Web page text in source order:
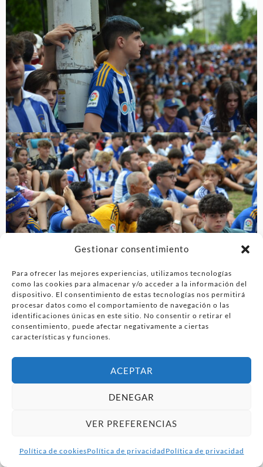
Gestionar consentimiento
Para ofrecer las mejores experiencias, utilizamos tecnologías
como las cookies para almacenar y/o acceder a la información del
dispositivo. El consentimiento de estas tecnologías nos permitirá
procesar datos como el comportamiento de navegación o las
identificaciones únicas en este sitio. No consentir o retirar el
consentimiento, puede afectar negativamente a ciertas
características y funciones.
ACEPTAR
DENEGAR
VER PREFERENCIAS
Política de cookiesPolítica de privacidad Política de privacidad